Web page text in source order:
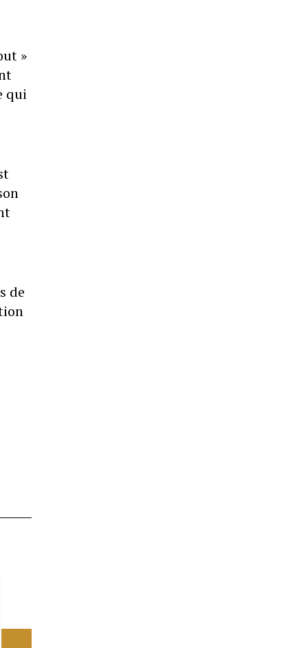
»
qui
de